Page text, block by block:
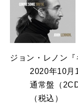
ジョン・レノン『
2020年10月
通常盤（
（税込）